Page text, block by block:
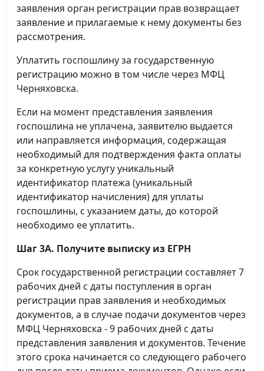
заявления орган регистрации прав возвращает
заявление и прилагаемые к нему документы без
рассмотрения.
Уплатить госпошлину за государственную
регистрацию можно в том числе через МФЦ
Черняховска.
Если на момент представления заявления
госпошлина не уплачена, заявителю выдается
или направляется информация, содержащая
необходимый для подтверждения факта оплаты
за конкретную услугу уникальный
идентификатор платежа (уникальный
идентификатор начисления) для уплаты
госпошлины, с указанием даты, до которой
необходимо ее уплатить.
Шаг 3А. Получите выписку из ЕГРН
Срок государственной регистрации составляет 7
рабочих дней с даты поступления в орган
регистрации прав заявления и необходимых
документов, а в случае подачи документов через
МФЦ Черняховска - 9 рабочих дней с даты
представления заявления и документов. Течение
этого срока начинается со следующего рабочего